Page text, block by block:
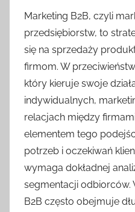
Marketing B2B, czyli
przedsiębiorstw, to
się na sprzedaży
firmom. W
który kieruje swoje
indywidualnych,
relacjach między
elementem tego
potrzeb i oczekiwań
wymaga dokładnej
segmentacji odbiorców.
B2B często obejmuje